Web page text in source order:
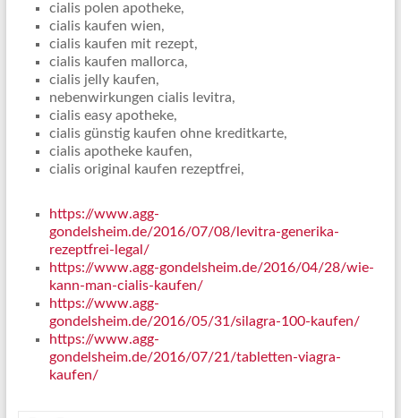
cialis polen apotheke,
cialis kaufen wien,
cialis kaufen mit rezept,
cialis kaufen mallorca,
cialis jelly kaufen,
nebenwirkungen cialis levitra,
cialis easy apotheke,
cialis günstig kaufen ohne kreditkarte,
cialis apotheke kaufen,
cialis original kaufen rezeptfrei,
https://www.agg-
gondelsheim.de/2016/07/08/levitra-generika-
rezeptfrei-legal/
https://www.agg-gondelsheim.de/2016/04/28/wie-
kann-man-cialis-kaufen/
https://www.agg-
gondelsheim.de/2016/05/31/silagra-100-kaufen/
https://www.agg-
gondelsheim.de/2016/07/21/tabletten-viagra-
kaufen/